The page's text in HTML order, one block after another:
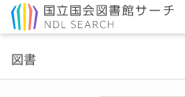
図書